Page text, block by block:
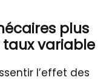
plus
variable
l’effet des